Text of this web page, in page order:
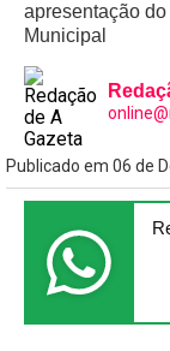
apresentação
Municipal
Publicado em 06 de